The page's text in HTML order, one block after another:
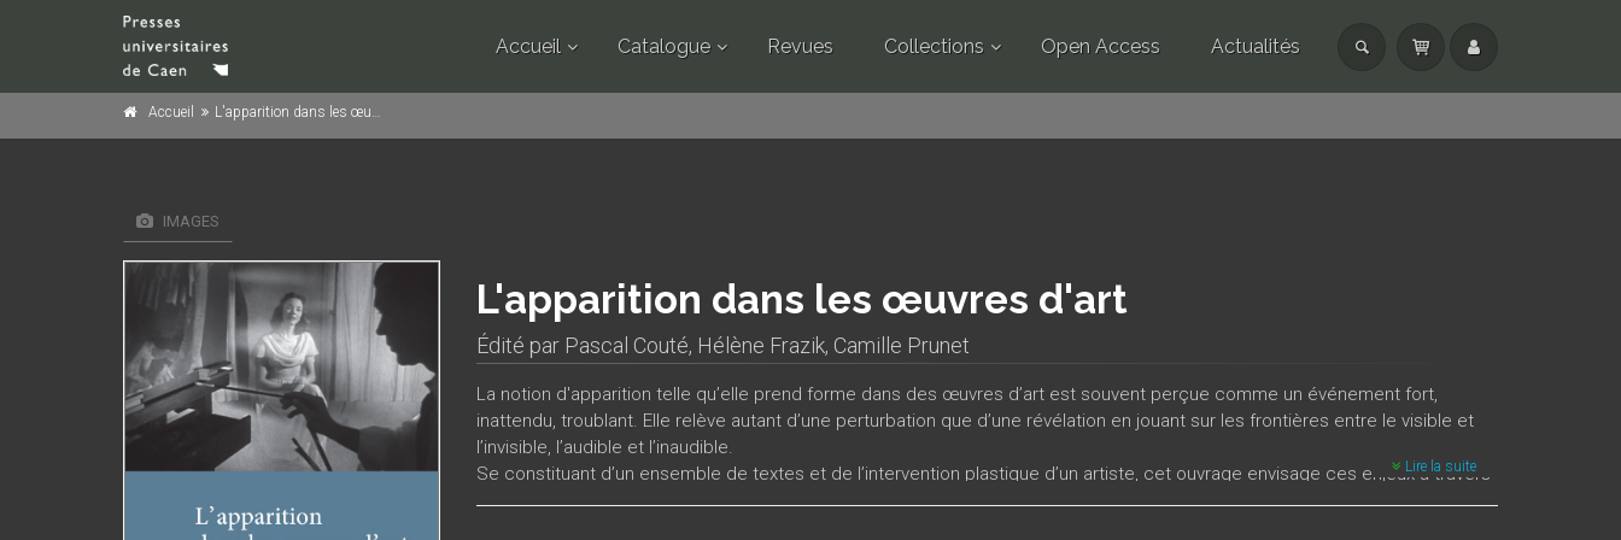
Accueil Catalogue Revues Collections Open Access Actualités
Accueil L'apparition dans les œuvres d'art
IMAGES
L'apparition dans les œuvres d'art
Édité par Pascal Couté, Hélène Frazik, Camille Prunet
La notion d'apparition telle qu’elle prend forme dans des œuvres d’art est souvent perçue comme un événement fort,
inattendu, troublant. Elle relève autant d’une perturbation que d’une révélation en jouant sur les frontières entre le visible et
l’invisible, l’audible et l’inaudible.
Se constituant d’un ensemble de textes et de l’intervention plastique d’un artiste, cet ouvrage envisage ces enjeux à travers
l’analyse d’œuvres dans le champ des arts plastiques, du cinéma, de la littérature et du théâtre, du Moyen Âge à nos jours.
Lire la suite